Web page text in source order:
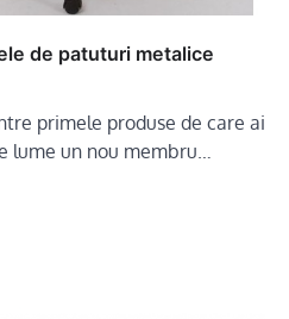
de patuturi metalice
primele produse de care ai
lume un nou membru…